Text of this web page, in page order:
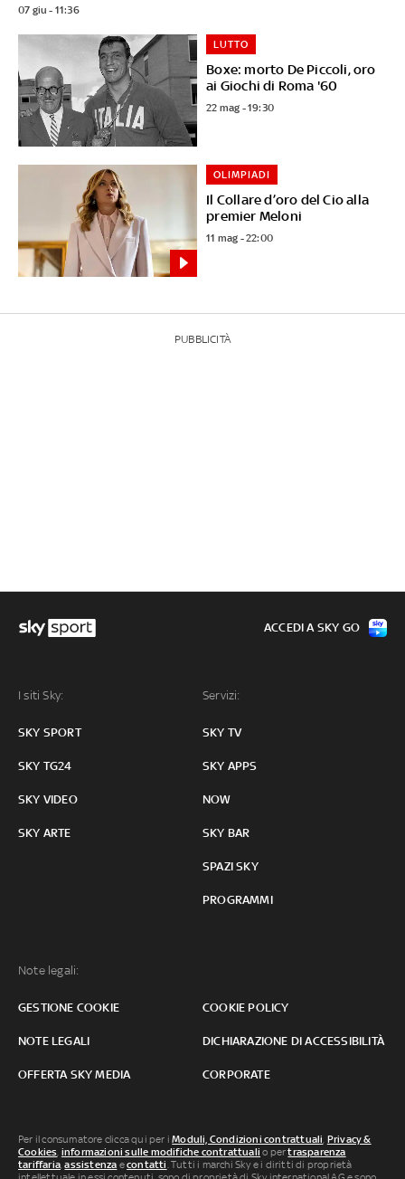
07 giu - 11:36
Boxe: morto De Piccoli, oro
ai Giochi di Roma '60
LUTTO
22 mag - 19:30
Il Collare d’oro del Cio alla
premier Meloni
OLIMPIADI
11 mag - 22:00
PUBBLICITÀ
I siti Sky:
SKY SPORT
SKY TG24
SKY VIDEO
SKY ARTE
Servizi:
SKY TV
SKY APPS
NOW
SKY BAR
SPAZI SKY
PROGRAMMI
Note legali:
GESTIONE COOKIE COOKIE POLICY
NOTE LEGALI DICHIARAZIONE DI ACCESSIBILITÀ
OFFERTA SKY MEDIA CORPORATE
ACCEDI A SKY GO
Per il consumatore clicca qui per iModuli, Condizioni contrattuali Privacy &
Cookies informazioni sulle modifiche contrattuali o pertrasparenza
tariffaria ,assistenza econtatti . Tutti i marchi Sky e i diritti di proprietà